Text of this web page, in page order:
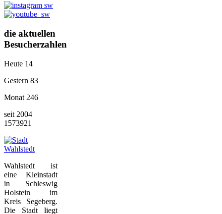
die aktuellen
Besucherzahlen
Heute 14
Gestern 83
Monat 246
seit 2004
1573921
Wahlstedt ist
eine Kleinstadt
in Schleswig
Holstein im
Kreis Segeberg.
Die Stadt liegt